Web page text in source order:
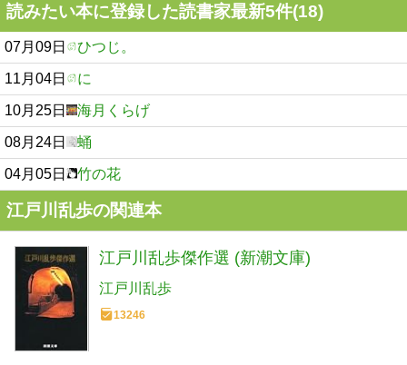
読みたい本に登録した読書家最新5件(18)
07月09日 ひつじ。
11月04日 に
10月25日 海月くらげ
08月24日 蛹
04月05日 竹の花
江戸川乱歩の関連本
江戸川乱歩傑作選 (新潮文庫)
江戸川乱歩
13246